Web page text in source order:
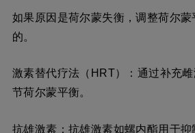
如果原因是荷尔蒙失衡，调整荷尔蒙
的。
激素替代疗法（HRT）：通过补充
节荷尔蒙平衡。
抗雄激素：抗雄激素如螺内酯用于抑